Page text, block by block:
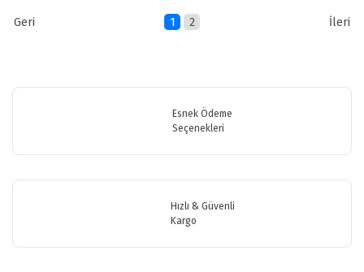
1 2
Esnek Ödeme
Seçenekleri
Hızlı & Güvenli
Kargo